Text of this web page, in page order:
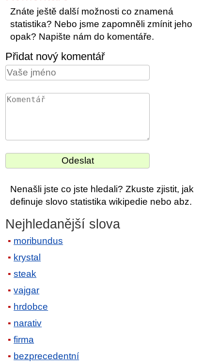
Znáte ještě další možnosti co znamená
statistika? Nebo jsme zapomněli zmínit jeho
opak? Napište nám do komentáře.
Přidat nový komentář
Nenašli jste co jste hledali? Zkuste zjistit, jak
definuje slovo statistika wikipedie nebo abz.
Nejhledanější slova
moribundus
krystal
steak
vajgar
hrdobce
narativ
firma
bezprecedentní